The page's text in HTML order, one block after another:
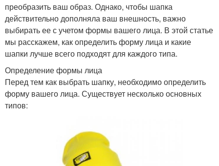
преобразить ваш образ. Однако, чтобы шапка
действительно дополняла ваш внешность, важно
выбирать ее с учетом формы вашего лица. В этой статье
мы расскажем, как определить форму лица и какие
шапки лучше всего подходят для каждого типа.
Определение формы лица
Перед тем как выбрать шапку, необходимо определить
форму вашего лица. Существует несколько основных
типов: